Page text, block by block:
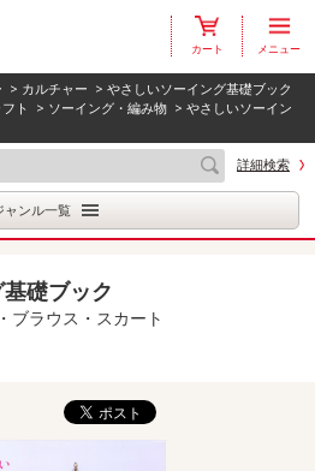
カート メニュー
> カルチャー > やさしいソーイング基礎ブック
ト > ソーイング・編み物 > やさしいソーイン
詳細検索
ャンル一覧
礎ブック
ブラウス・スカート